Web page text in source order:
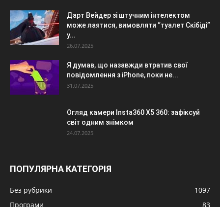
Дарт Вейдер зі штучним інтелектом
може лаятися, вимовляти “туалет Скібіді”
у...
26.07.2025
Я думав, що назавжди втратив свої
повідомлення з iPhone, поки не...
31.07.2025
Огляд камери Insta360 X5 360: зафіксуй
світ одним знімком
24.07.2025
ПОПУЛЯРНА КАТЕГОРІЯ
Без рубрики
1097
Програми
83